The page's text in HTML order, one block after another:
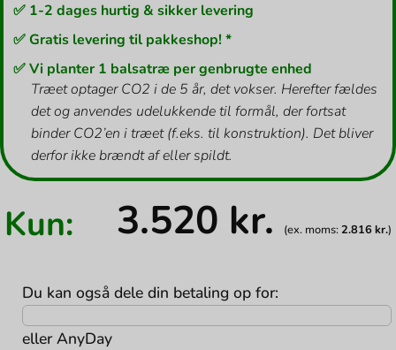
✅ 1-2 dages hurtig & sikker levering
✅ Gratis levering til pakkeshop! *
✅ Vi planter 1 balsatræ per genbrugte enhed
Træet optager CO2 i de 5 år, det vokser. Herefter fældes
det og anvendes udelukkende til formål, der fortsat
binder CO2’en i træet (f.eks. til konstruktion). Det bliver
derfor ikke brændt af eller spildt.
Kun: 3.520 kr. (ex. moms:2.816 kr.)
Du kan også dele din betaling op for:
ellerAnyDay